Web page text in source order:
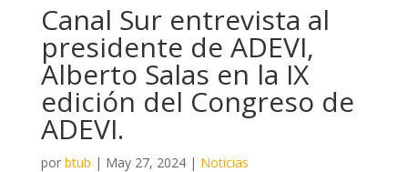
Canal Sur entrevista al
presidente de ADEVI,
Alberto Salas en la IX
edición del Congreso de
ADEVI.
por btub | May 27, 2024| Noticias